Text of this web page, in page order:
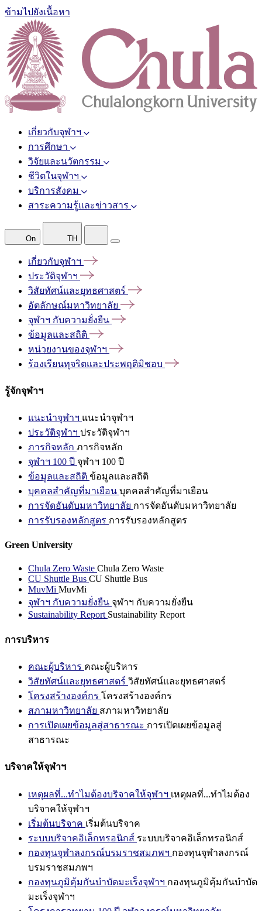
ข้ามไปยังเนื้อหา
เกี่ยวกับจุฬาฯ
การศึกษา
วิจัยและนวัตกรรม
ชีวิตในจุฬาฯ
บริการสังคม
สาระความรู้และข่าวสาร
On TH
เกี่ยวกับจุฬาฯ
ประวัติจุฬาฯ
วิสัยทัศน์และยุทธศาสตร์
อัตลักษณ์มหาวิทยาลัย
จุฬาฯ กับความยั่งยืน
ข้อมูลและสถิติ
หน่วยงานของจุฬาฯ
ร้องเรียนทุจริตและประพฤติมิชอบ
รู้จักจุฬาฯ
แนะนำจุฬาฯ แนะนำจุฬาฯ
ประวัติจุฬาฯ ประวัติจุฬาฯ
ภารกิจหลัก ภารกิจหลัก
จุฬาฯ 100 ปี จุฬาฯ 100 ปี
ข้อมูลและสถิติ ข้อมูลและสถิติ
บุคคลสำคัญที่มาเยือน บุคคลสำคัญที่มาเยือน
การจัดอันดับมหาวิทยาลัย การจัดอันดับมหาวิทยาลัย
การรับรองหลักสูตร การรับรองหลักสูตร
Green University
Chula Zero Waste Chula Zero Waste
CU Shuttle Bus CU Shuttle Bus
MuvMi MuvMi
จุฬาฯ กับความยั่งยืน จุฬาฯ กับความยั่งยืน
Sustainability Report Sustainability Report
การบริหาร
คณะผู้บริหาร คณะผู้บริหาร
วิสัยทัศน์และยุทธศาสตร์ วิสัยทัศน์และยุทธศาสตร์
โครงสร้างองค์กร โครงสร้างองค์กร
สภามหาวิทยาลัย สภามหาวิทยาลัย
การเปิดเผยข้อมูลสู่สาธารณะ การเปิดเผยข้อมูลสู่
สาธารณะ
บริจาคให้จุฬาฯ
เหตุผลที่...ทำไมต้องบริจาคให้จุฬาฯ เหตุผลที่...ทำไมต้อง
บริจาคให้จุฬาฯ
เริ่มต้นบริจาค เริ่มต้นบริจาค
ระบบบริจาคอิเล็กทรอนิกส์ ระบบบริจาคอิเล็กทรอนิกส์
กองทุนจุฬาลงกรณ์บรมราชสมภพฯ กองทุนจุฬาลงกรณ์
บรมราชสมภพฯ
กองทุนภูมิคุ้มกันบำบัดมะเร็งจุฬาฯ กองทุนภูมิคุ้มกันบำบัด
มะเร็งจุฬาฯ